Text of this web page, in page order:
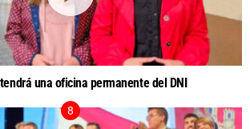
una oficina permanente del DNI